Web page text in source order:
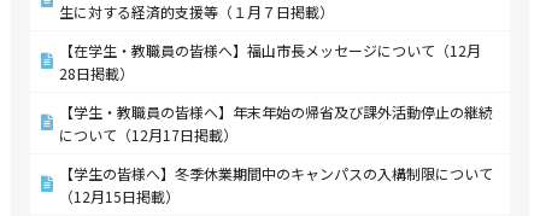
生に対する経済的支援等（１月７日掲載）
【在学生・教職員の皆様へ】福山市長メッセージについて（12月
28日掲載）
【学生・教職員の皆様へ】年末年始の帰省及び課外活動停止の継続
について（12月17日掲載）
【学生の皆様へ】冬季休業期間中のキャンパスの入構制限について
（12月15日掲載）